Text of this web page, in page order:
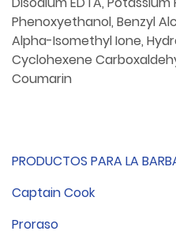
Phenoxyethanol, Benzyl
Alpha-Isomethyl Ione,
Cyclohexene
Coumarin
PRODUCTOS PARA LA
Captain Cook
Proraso